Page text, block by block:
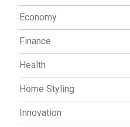
Economy
Finance
Health
Home Styling
Innovation